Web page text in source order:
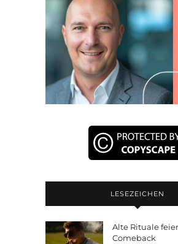
LESEZEICHEN
Alte Rituale
Comeback